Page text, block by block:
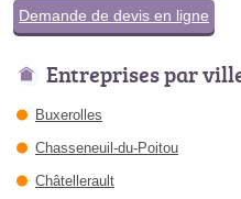
Demande de devis en ligne
Entreprises par
Buxerolles
Chasseneuil-du-Poitou
Châtellerault